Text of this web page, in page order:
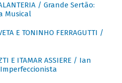
/ Grande Sertão:
Musical
E TONINHO FERRAGUTTI /
E ITAMAR ASSIERE / Ian